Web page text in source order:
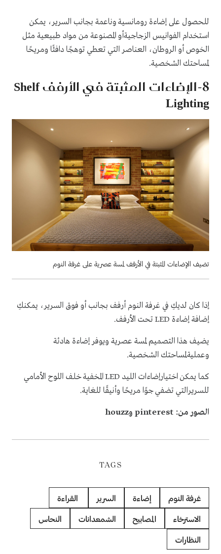
للحصول على إضاءة رومانسية وناعمة بجانب السرير، يمكن
استخدام الفوانيس الزجاجيةأو المصنوعة من مواد طبيعية مثل
الخوص أو الروطان، العناصر التي تعطي توهجًا دافئًا ومريحًا
لمساحتك الشخصية.
8-الإضاءات المثبتة في الأرفف Shelf
Lighting
تضيف الإضاءات المثبتة في الأرفف لمسة عصرية على غرفة النوم
إذا كان لديكِ في غرفة النوم أرفف بجانب أو فوق السرير، يمكنكِ
إضافة إضاءة LED تحت الأرفف.
يضيف هذا التصميم لمسة عصرية ويوفر إضاءة هادئة
وعمليةلمساحتك الشخصية.
كما يمكن اختيارإضاءات الليد LED المخفية خلف اللوح الأمامي
للسريرالتي تضفي جوًا مريحًا وأنيقًا للغاية.
الصور من: pinterest وhouzz
TAGS
غرفة النوم إضاءة السرير القراءة
الاسترخاء المصابيح الشمعدانات النحاس
النظارات